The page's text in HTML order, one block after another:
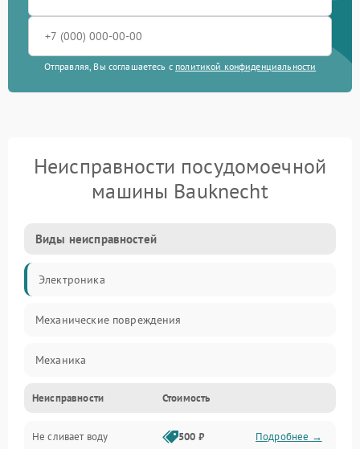
Отправляя, Вы соглашаетесь с политикой конфиденциальности
Неисправности посудомоечной
машины Bauknecht
Виды неисправностей
Электроника
Механические повреждения
Механика
Управление
Электропитание
Неисправности Стоимость
Не сливает воду 500 ₽ Подробнее →